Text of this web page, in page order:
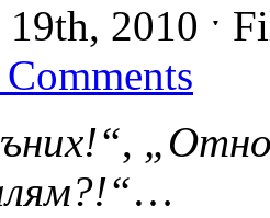
2010 ˑ
,
…